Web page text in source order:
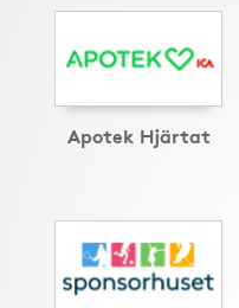
Apotek Hjärtat